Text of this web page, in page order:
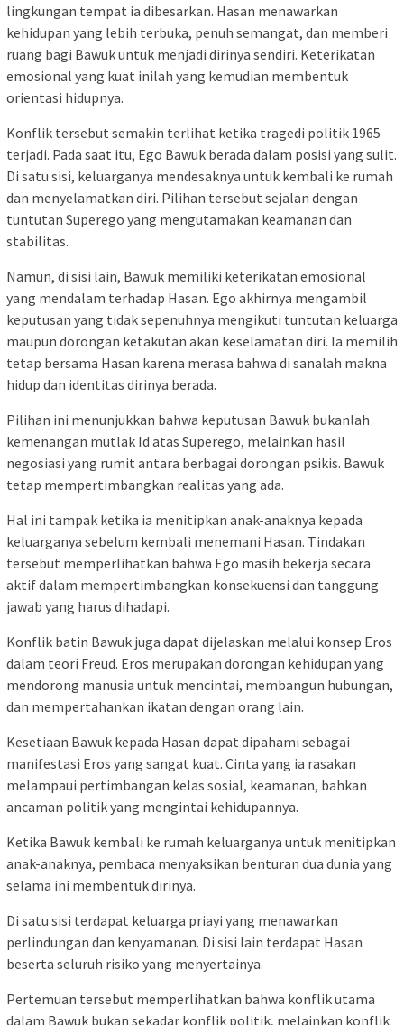
lingkungan tempat ia dibesarkan. Hasan menawarkan
kehidupan yang lebih terbuka, penuh semangat, dan memberi
ruang bagi Bawuk untuk menjadi dirinya sendiri. Keterikatan
emosional yang kuat inilah yang kemudian membentuk
orientasi hidupnya.
Konflik tersebut semakin terlihat ketika tragedi politik 1965
terjadi. Pada saat itu, Ego Bawuk berada dalam posisi yang sulit.
Di satu sisi, keluarganya mendesaknya untuk kembali ke rumah
dan menyelamatkan diri. Pilihan tersebut sejalan dengan
tuntutan Superego yang mengutamakan keamanan dan
stabilitas.
Namun, di sisi lain, Bawuk memiliki keterikatan emosional
yang mendalam terhadap Hasan. Ego akhirnya mengambil
keputusan yang tidak sepenuhnya mengikuti tuntutan keluarga
maupun dorongan ketakutan akan keselamatan diri. Ia memilih
tetap bersama Hasan karena merasa bahwa di sanalah makna
hidup dan identitas dirinya berada.
Pilihan ini menunjukkan bahwa keputusan Bawuk bukanlah
kemenangan mutlak Id atas Superego, melainkan hasil
negosiasi yang rumit antara berbagai dorongan psikis. Bawuk
tetap mempertimbangkan realitas yang ada.
Hal ini tampak ketika ia menitipkan anak-anaknya kepada
keluarganya sebelum kembali menemani Hasan. Tindakan
tersebut memperlihatkan bahwa Ego masih bekerja secara
aktif dalam mempertimbangkan konsekuensi dan tanggung
jawab yang harus dihadapi.
Konflik batin Bawuk juga dapat dijelaskan melalui konsep Eros
dalam teori Freud. Eros merupakan dorongan kehidupan yang
mendorong manusia untuk mencintai, membangun hubungan,
dan mempertahankan ikatan dengan orang lain.
Kesetiaan Bawuk kepada Hasan dapat dipahami sebagai
manifestasi Eros yang sangat kuat. Cinta yang ia rasakan
melampaui pertimbangan kelas sosial, keamanan, bahkan
ancaman politik yang mengintai kehidupannya.
Ketika Bawuk kembali ke rumah keluarganya untuk menitipkan
anak-anaknya, pembaca menyaksikan benturan dua dunia yang
selama ini membentuk dirinya.
Di satu sisi terdapat keluarga priayi yang menawarkan
perlindungan dan kenyamanan. Di sisi lain terdapat Hasan
beserta seluruh risiko yang menyertainya.
Pertemuan tersebut memperlihatkan bahwa konflik utama
dalam Bawuk bukan sekadar konflik politik, melainkan konflik